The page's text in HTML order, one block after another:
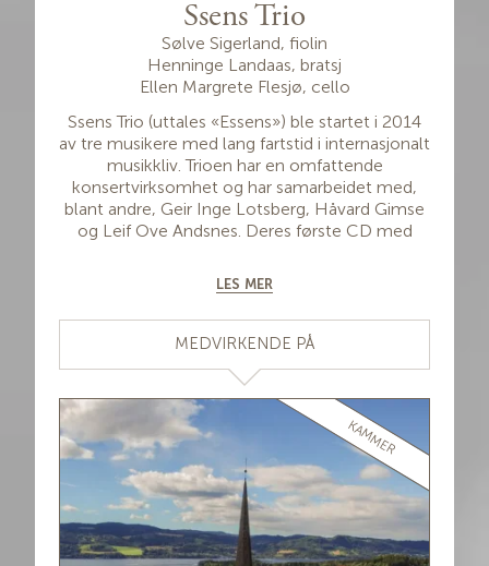
Ssens Trio
Sølve Sigerland, fiolin
Henninge Landaas, bratsj
Ellen Margrete Flesjø, cello
Ssens Trio (uttales «Essens») ble startet i 2014
av tre musikere med lang fartstid i internasjonalt
musikkliv. Trioen har en omfattende
konsertvirksomhet og har samarbeidet med,
blant andre, Geir Inge Lotsberg, Håvard Gimse
og Leif Ove Andsnes. Deres første CD med
Classics) mottok Supersonic Award (Pizzicato
Magazine) og ble nominert til den
prestisjetunge ICMA Award i 2018. Fanfare
Magazine skrev:«With absolutely no hesitation
Beethoven String Trios list»
Pizzicato Magazine fikk CD`en følgende
omtale:
«Beethoven med kommunikativ
spilleglede. Den lekne spillegleden er
gjennomgående. «Trialogen» er fremragende,
hver og en sanser hverandre. Gjennom denne
interaktive musiseringen, som i Adagio-og
Menuett-satsene fortryller med intime
stemninger, vinner Beethovens verk dybde og
LES MER
MEDVIRKENDE PÅ
KAMMER